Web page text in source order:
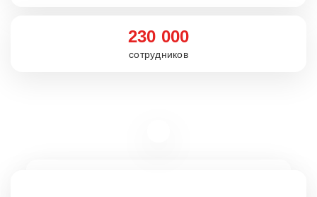
230 000
сотрудников